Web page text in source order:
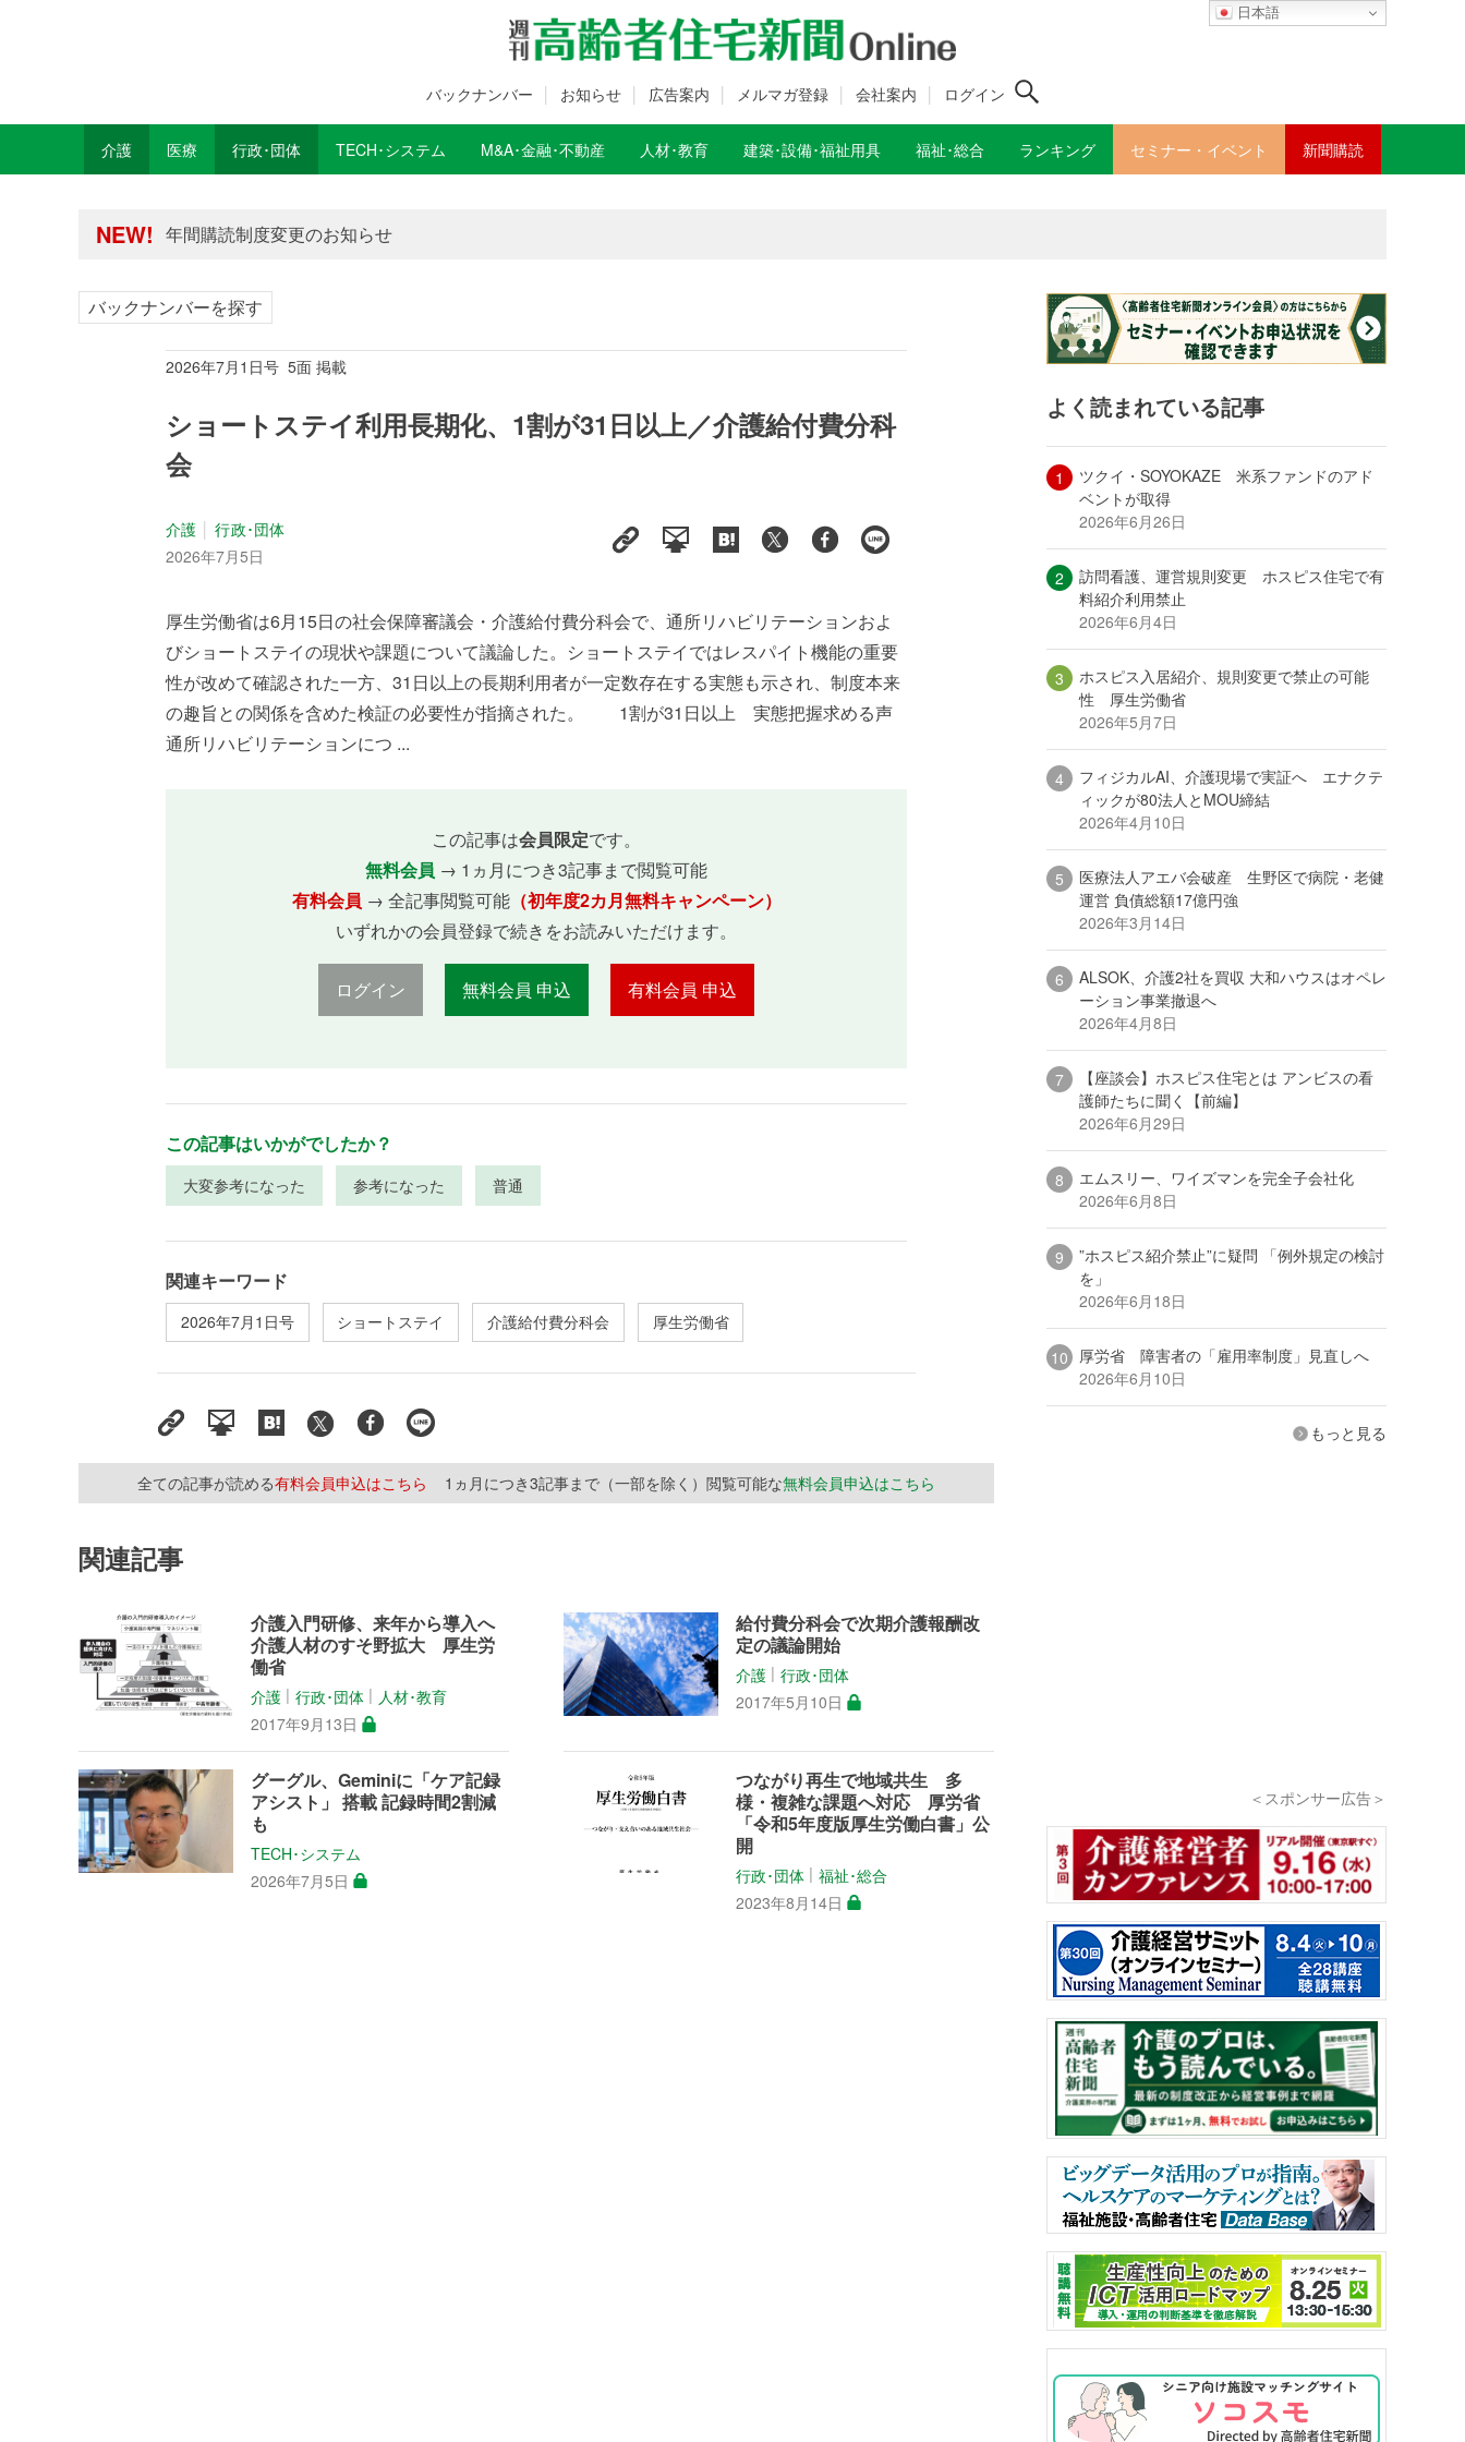
日本語
バックナンバー お知らせ 広告案内 メルマガ登録 会社案内 ログイン
介護 医療 行政･団体 TECH･システム M&A･金融･不動産 人材･教育 建築･設備･福祉用具 福祉･総合 ランキング セミナー・イベント 新聞購読
NEW!
年間購読制度変更のお知らせ
年間購読制度変更のお知らせ
バックナンバーを探す
2026年7月1日号 5面 掲載
ショートステイ利用長期化、1割が31日以上／介護給付費分科
会
介護
行政･団体
2026年7月5日
厚生労働省は6月15日の社会保障審議会・介護給付費分科会で、通所リハビリテーションおよ
びショートステイの現状や課題について議論した。ショートステイではレスパイト機能の重要
性が改めて確認された一方、31日以上の長期利用者が一定数存在する実態も示され、制度本来
の趣旨との関係を含めた検証の必要性が指摘された。 1割が31日以上 実態把握求める声
通所リハビリテーションにつ ...
この記事は会員限定です。
無料会員 → 1ヵ月につき3記事まで閲覧可能
有料会員 → 全記事閲覧可能（初年度2カ月無料キャンペーン）
いずれかの会員登録で続きをお読みいただけます。
ログイン 無料会員 申込 有料会員 申込
この記事はいかがでしたか？
大変参考になった 参考になった 普通
関連キーワード
2026年7月1日号 ショートステイ 介護給付費分科会 厚生労働省
全ての記事が読める有料会員申込はこちら 1ヵ月につき3記事まで（一部を除く）閲覧可能な無料会員申込はこちら
関連記事
介護入門研修、来年から導入へ
介護人材のすそ野拡大 厚生労
働省
介護 │行政･団体 │ 人材･教育
2017年9月13日
給付費分科会で次期介護報酬改
定の議論開始
介護 │行政･団体
2017年5月10日
グーグル、Geminiに「ケア記録
アシスト」 搭載 記録時間2割減
も
TECH･システム
2026年7月5日
つながり再生で地域共生 多
様・複雑な課題へ対応 厚労省
「令和5年度版厚生労働白書」公
開
行政･団体 │福祉･総合
2023年8月14日
よく読まれている記事
ツクイ・SOYOKAZE 米系ファンドのアド
ベントが取得
2026年6月26日
訪問看護、運営規則変更 ホスピス住宅で有
料紹介利用禁止
2026年6月4日
ホスピス入居紹介、規則変更で禁止の可能
性 厚生労働省
2026年5月7日
フィジカルAI、介護現場で実証へ エナクテ
ィックが80法人とMOU締結
2026年4月10日
医療法人アエバ会破産 生野区で病院・老健
運営 負債総額17億円強
2026年3月14日
ALSOK、介護2社を買収 大和ハウスはオペレ
ーション事業撤退へ
2026年4月8日
【座談会】ホスピス住宅とは アンビスの看
護師たちに聞く【前編】
2026年6月29日
エムスリー、ワイズマンを完全子会社化
2026年6月8日
”ホスピス紹介禁止”に疑問 「例外規定の検討
を」
2026年6月18日
厚労省 障害者の「雇用率制度」見直しへ
2026年6月10日
もっと見る
＜スポンサー広告＞